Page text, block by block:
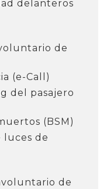
delanteros
de
(e-Call)
del pasajero
(BSM)
de
de